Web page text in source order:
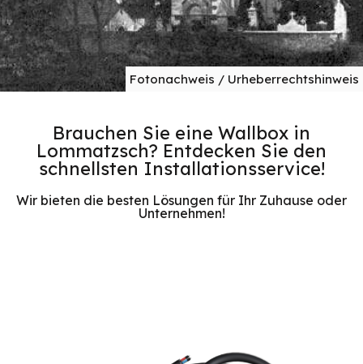
Fotonachweis / Urheberrechtshinweis
Brauchen Sie eine Wallbox in
Lommatzsch? Entdecken Sie den
schnellsten Installationsservice!
Wir bieten die besten Lösungen für Ihr Zuhause oder
Unternehmen!